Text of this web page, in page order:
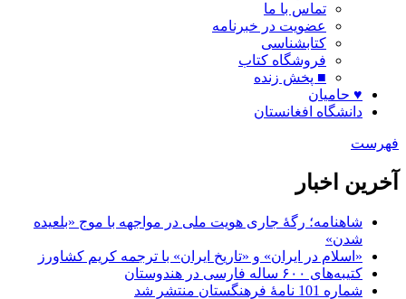
تماس با ما
عضویت در خبرنامه
کتابشناسی
فروشگاه کتاب
■ پخش زنده
♥ حامیان
دانشگاه افغانستان
فهرست
آخرین اخبار
شاهنامه؛ رگۀ جاری هویت ملی در مواجهه با موج «بلعیده
شدن»
«اسلام در ایران» و «تاریخ ایران» با ترجمه کریم کشاورز
کتیبه‌های ۶۰۰ ساله فارسی در هندوستان
شماره 101 نامۀ فرهنگستان منتشر شد